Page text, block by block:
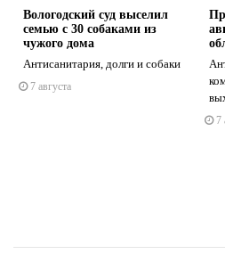
Вологодский суд выселил
семью с 30 собаками из
чужого дома
Антисанитария, долги и собаки
7 августа
7